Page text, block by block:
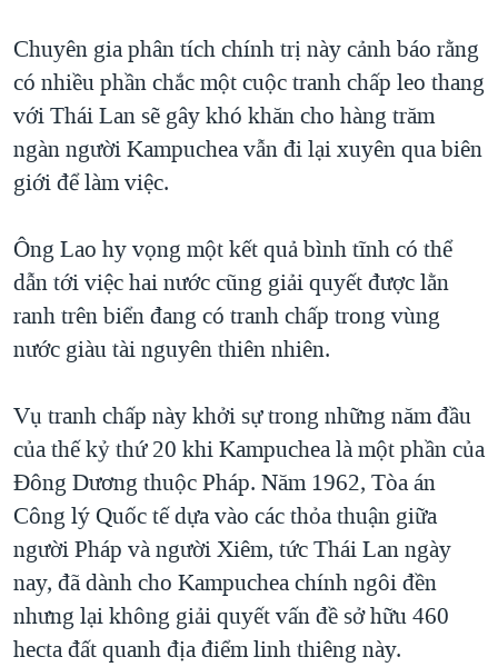
Chuyên gia phân tích chính trị này cảnh báo rằng
có nhiều phần chắc một cuộc tranh chấp leo thang
với Thái Lan sẽ gây khó khăn cho hàng trăm
ngàn người Kampuchea vẫn đi lại xuyên qua biên
giới để làm việc.
Ông Lao hy vọng một kết quả bình tĩnh có thể
dẫn tới việc hai nước cũng giải quyết được lằn
ranh trên biển đang có tranh chấp trong vùng
nước giàu tài nguyên thiên nhiên.
Vụ tranh chấp này khởi sự trong những năm đầu
của thế kỷ thứ 20 khi Kampuchea là một phần của
Ðông Dương thuộc Pháp. Năm 1962, Tòa án
Công lý Quốc tế dựa vào các thỏa thuận giữa
người Pháp và người Xiêm, tức Thái Lan ngày
nay, đã dành cho Kampuchea chính ngôi đền
nhưng lại không giải quyết vấn đề sở hữu 460
hecta đất quanh địa điểm linh thiêng này.